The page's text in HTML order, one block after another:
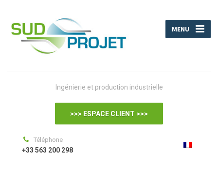
MENU
Ingénierie et production industrielle
>>> ESPACE CLIENT >>>
Téléphone
+33 563 200 298